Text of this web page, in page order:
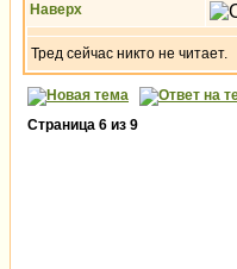
Наверх
Тред сейчас никто не читает.
Страница 6 из 9